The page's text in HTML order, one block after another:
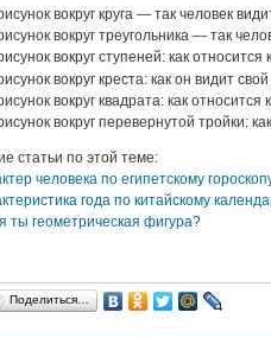
вокруг круга — так человек
вокруг треугольника — так
вокруг ступеней: как
вокруг креста: как он видит
вокруг квадрата: как относится
вокруг перевернутой тройки:
статьи по этой теме:
человека по египетскому
года по китайскому
ты геометрическая фигура?
Поделиться…